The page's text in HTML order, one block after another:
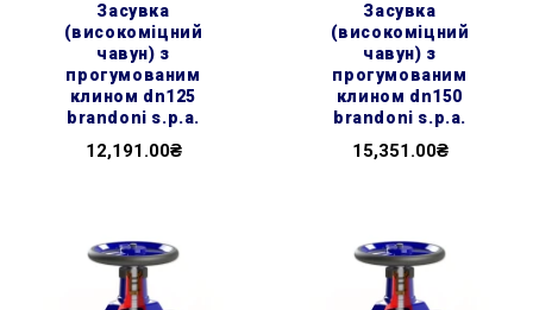
засувка
(високоміцний
чавун) з
прогумованим
клином dn125
brandoni s.p.a.
12,191.00₴
засувка
(високоміцний
чавун) з
прогумованим
клином dn150
brandoni s.p.a.
15,351.00₴